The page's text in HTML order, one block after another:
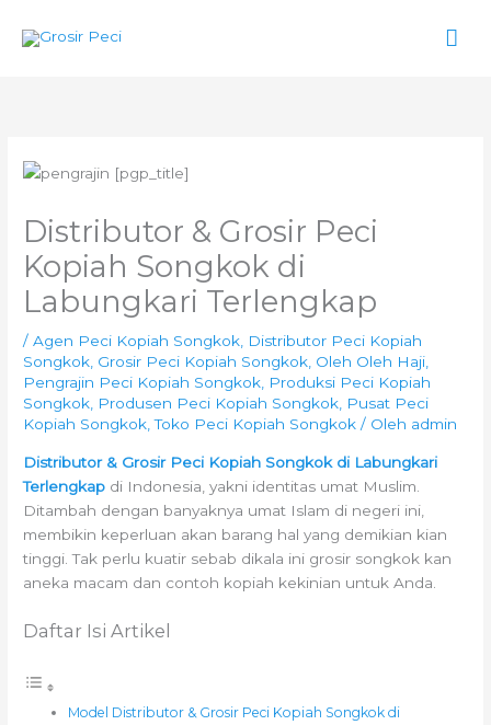
Distributor & Grosir Peci
Kopiah Songkok di
Labungkari Terlengkap
/Agen Peci Kopiah Songkok, Distributor Peci Kopiah
Songkok, Grosir Peci Kopiah Songkok, Oleh Oleh Haji,
Pengrajin Peci Kopiah Songkok, Produksi Peci Kopiah
Songkok, Produsen Peci Kopiah Songkok, Pusat Peci
Kopiah Songkok,Toko Peci Kopiah Songkok / Oleh admin
Distributor & Grosir Peci Kopiah Songkok di Labungkari
Terlengkap di Indonesia, yakni identitas umat Muslim.
Ditambah dengan banyaknya umat Islam di negeri ini,
membikin keperluan akan barang hal yang demikian kian
tinggi. Tak perlu kuatir sebab dikala ini grosir songkok kan
aneka macam dan contoh kopiah kekinian untuk Anda.
Daftar Isi Artikel
Model Distributor & Grosir Peci Kopiah Songkok di